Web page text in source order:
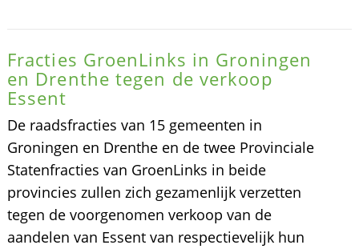
Fracties GroenLinks in Groningen
en Drenthe tegen de verkoop
Essent
De raadsfracties van 15 gemeenten in
Groningen en Drenthe en de twee Provinciale
Statenfracties van GroenLinks in beide
provincies zullen zich gezamenlijk verzetten
tegen de voorgenomen verkoop van de
aandelen van Essent van respectievelijk hun